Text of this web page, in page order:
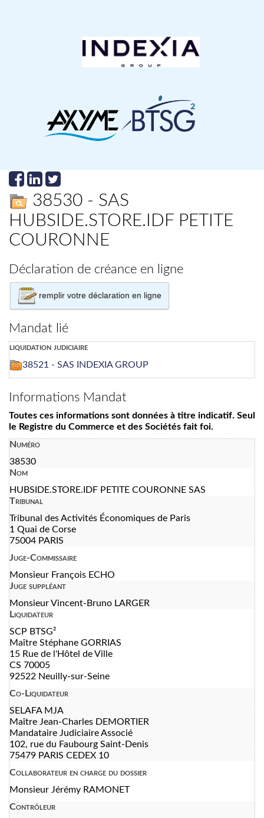
38530 - SAS
HUBSIDE.STORE.IDF PETITE
COURONNE
Déclaration de créance en ligne
remplir votre déclaration en ligne
Mandat lié
liquidation judiciaire
38521 - SAS INDEXIA GROUP
Informations Mandat
Toutes ces informations sont données à titre indicatif. Seul
le Registre du Commerce et des Sociétés fait foi.
Numéro
38530
Nom
HUBSIDE.STORE.IDF PETITE COURONNE SAS
Tribunal
Tribunal des Activités Économiques de Paris
1 Quai de Corse
75004 PARIS
Juge-Commissaire
Monsieur François ECHO
Juge suppléant
Monsieur Vincent-Bruno LARGER
Liquidateur
SCP BTSG²
Maître Stéphane GORRIAS
15 Rue de l'Hôtel de Ville
CS 70005
92522 Neuilly-sur-Seine
Co-Liquidateur
SELAFA MJA
Maître Jean-Charles DEMORTIER
Mandataire Judiciaire Associé
102, rue du Faubourg Saint-Denis
75479 PARIS CEDEX 10
Collaborateur en charge du dossier
Monsieur Jérémy RAMONET
Contrôleur